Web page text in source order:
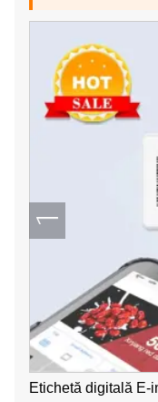
Etichetă digitală E-